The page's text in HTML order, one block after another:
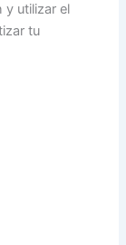
y utilizar el
tu